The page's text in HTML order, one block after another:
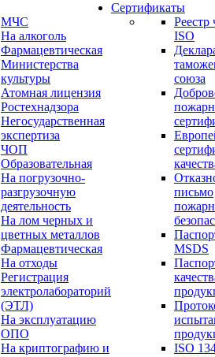
МЧС
На алкоголь
Фармацевтическая
Министерства
культуры
Атомная лицензия
Ростехнадзора
Негосударственная
экспертиза
ЧОП
Образовательная
На погрузочно-
разгрузочную
деятельность
На лом черных и
цветных металлов
Фармацевтическая
На отходы
Регистрация
электролабораторий
(ЭТЛ)
На эксплуатацию
ОПО
На криптографию и
Сертификаты
Реестр
ISO
союза
письмо
МSDS
ISO